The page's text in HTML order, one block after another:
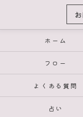
ホーム
フロー
よくある質問
占い